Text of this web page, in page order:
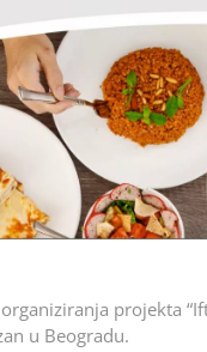
projekta
u Beogradu.